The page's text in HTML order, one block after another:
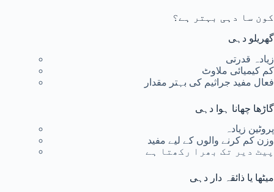
کون سا دہی بہتر ہے؟
گھریلو دہی
زیادہ قدرتی
کم کیمیائی ملاوٹ
فعال مفید جراثیم کی بہتر مقدار
گاڑھا چھانا ہوا دہی
پروٹین زیادہ
وزن کم کرنے والوں کے لیے مفید
پیٹ دیر تک بھرا رکھتا ہے
میٹھا یا ذائقہ دار دہی